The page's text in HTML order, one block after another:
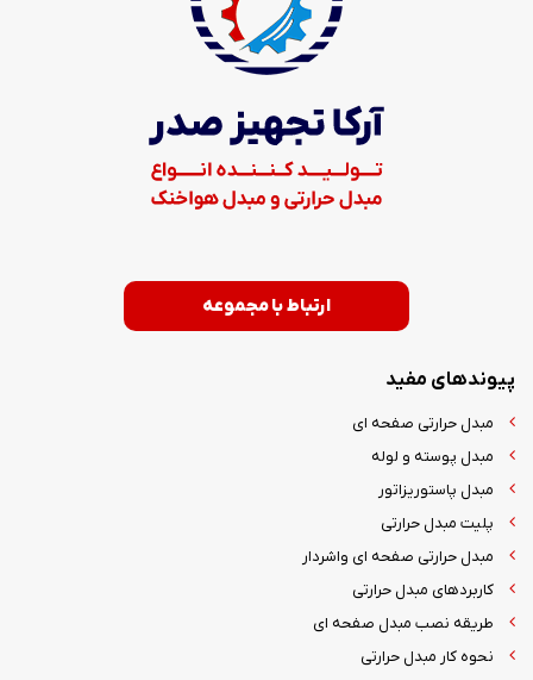
ارتباط با مجموعه
پیوندهای مفید
مبدل حرارتی صفحه ای
مبدل پوسته و لوله
مبدل پاستوریزاتور
پلیت مبدل حرارتی
مبدل حرارتی صفحه ای واشردار
کاربردهای مبدل حرارتی
طریقه نصب مبدل صفحه ای
نحوه کار مبدل حرارتی